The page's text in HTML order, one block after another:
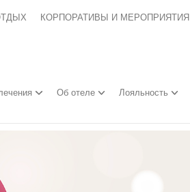
КОРПОРАТИВЫ И МЕРОПРИЯТИЯ
Об отеле Лояльность